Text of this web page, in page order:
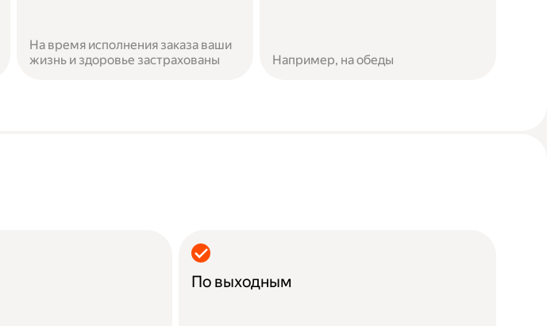
На время исполнения заказа ваши
жизнь и здоровье застрахованы
Например, на обеды
По выходным